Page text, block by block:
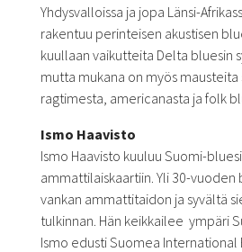
Yhdysvalloissa ja jopa Länsi-
rakentuu perinteisen akustisen
kuullaan vaikutteita Delta bluesin
mutta mukana on myös mausteita
ragtimesta, americanasta ja folk
Ismo Haavisto
Ismo Haavisto kuuluu Suomi-
ammattilaiskaartiin. Yli 30-vuoden
vankan ammattitaidon ja syvältä
tulkinnan. Hän keikkailee ympäri
Ismo edusti Suomea International